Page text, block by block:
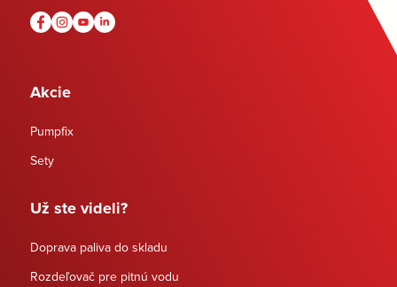
Akcie
Pumpfix
Sety
Už ste videli?
Doprava paliva do skladu
Rozdeľovač pre pitnú vodu